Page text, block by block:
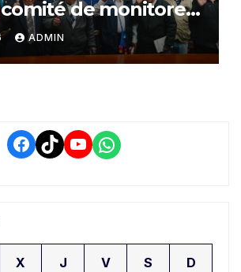
de monitoreo
por presuntos
de interés y
ADMIN
Facebook
TikTokYouTube
WhatsApp
X J V S D